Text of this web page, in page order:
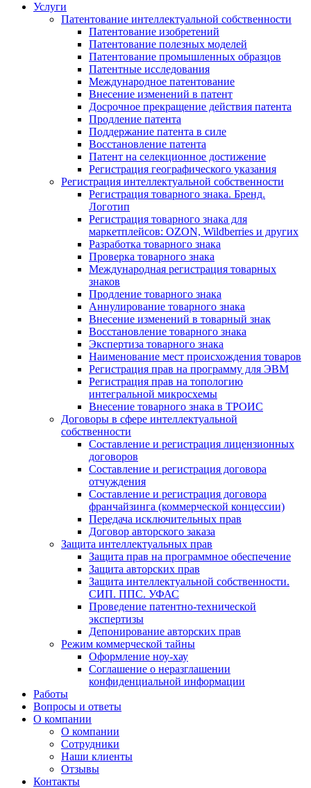
Услуги
Патентование интеллектуальной собственности
Патентование изобретений
Патентование полезных моделей
Патентование промышленных образцов
Патентные исследования
Международное патентование
Внесение изменений в патент
Досрочное прекращение действия патента
Продление патента
Поддержание патента в силе
Восстановление патента
Патент на селекционное достижение
Регистрация географического указания
Регистрация интеллектуальной собственности
Регистрация товарного знака. Бренд.
Логотип
Регистрация товарного знака для
маркетплейсов: OZON, Wildberries и других
Разработка товарного знака
Проверка товарного знака
Международная регистрация товарных
знаков
Продление товарного знака
Аннулирование товарного знака
Внесение изменений в товарный знак
Восстановление товарного знака
Экспертиза товарного знака
Наименование мест происхождения товаров
Регистрация прав на программу для ЭВМ
Регистрация прав на топологию
интегральной микросхемы
Внесение товарного знака в ТРОИС
Договоры в сфере интеллектуальной
собственности
Составление и регистрация лицензионных
договоров
Составление и регистрация договора
отчуждения
Составление и регистрация договора
франчайзинга (коммерческой концессии)
Передача исключительных прав
Договор авторского заказа
Защита интеллектуальных прав
Защита прав на программное обеспечение
Защита авторских прав
Защита интеллектуальной собственности.
СИП. ППС. УФАС
Проведение патентно-технической
экспертизы
Депонирование авторских прав
Режим коммерческой тайны
Оформление ноу-хау
Соглашение о неразглашении
конфиденциальной информации
Работы
Вопросы и ответы
О компании
О компании
Сотрудники
Наши клиенты
Отзывы
Контакты